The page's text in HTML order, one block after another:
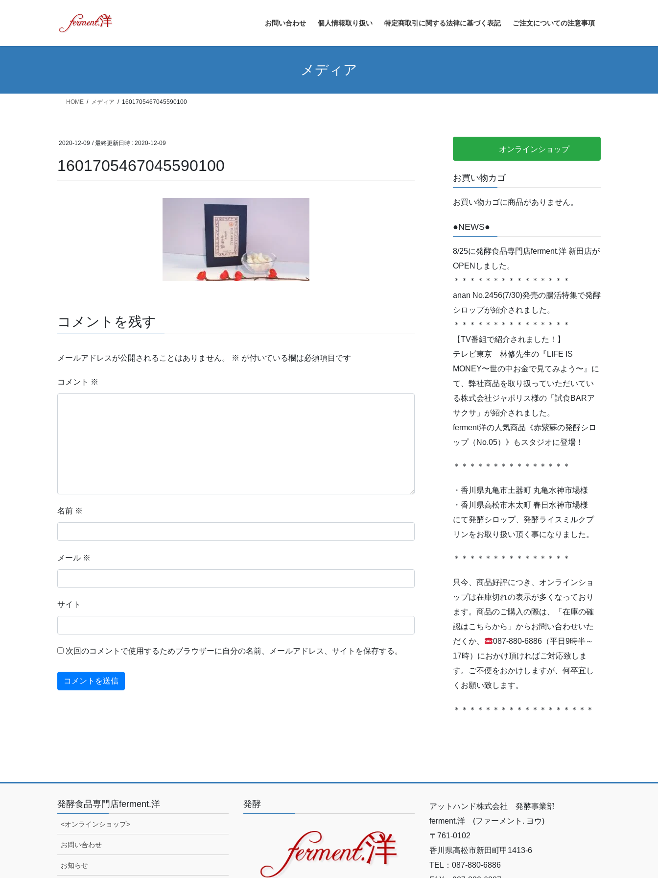
お問い合わせ 個人情報取り扱い 特定商取引に関する法律に基づく表記 ご注文についての注意事項
メディア
HOME メディア 1601705467045590100
2020-12-09 / 最終更新日時 : 2020-12-09
1601705467045590100
コメントを残す
メールアドレスが公開されることはありません。 ※ が付いている欄は必須項目です
コメント ※
名前 ※
メール ※
サイト
次回のコメントで使用するためブラウザーに自分の名前、メールアドレス、サイトを保存する。
オンラインショップ
お買い物カゴ
お買い物カゴに商品がありません。
●NEWS●
8/25に発酵食品専門店ferment.洋 新田店が
OPENしました。
＊＊＊＊＊＊＊＊＊＊＊＊＊＊＊
anan No.2456(7/30)発売の腸活特集で発酵
シロップが紹介されました。
＊＊＊＊＊＊＊＊＊＊＊＊＊＊＊
【TV番組で紹介されました！】
テレビ東京 林修先生の『LIFE IS
MONEY〜世の中お金で見てみよう〜』に
て、弊社商品を取り扱っていただいてい
る株式会社ジャポリス様の「試食BARア
サクサ」が紹介されました。
ferment洋の人気商品《赤紫蘇の発酵シロ
ップ（No.05）》もスタジオに登場！
＊＊＊＊＊＊＊＊＊＊＊＊＊＊＊
・香川県丸亀市土器町 丸亀水神市場様
・香川県高松市木太町 春日水神市場様
にて発酵シロップ、発酵ライスミルクプ
リンをお取り扱い頂く事になりました。
＊＊＊＊＊＊＊＊＊＊＊＊＊＊＊
只今、商品好評につき、オンラインショ
ップは在庫切れの表示が多くなっており
ます。商品のご購入の際は、「在庫の確
認はこちらから」からお問い合わせいた
だくか、
087-880-6886（平日9時半～
17時）におかけ頂ければご対応致しま
す。ご不便をおかけしますが、何卒宜し
くお願い致します。
＊＊＊＊＊＊＊＊＊＊＊＊＊＊＊＊＊＊
発酵食品専門店ferment.洋
<オンラインショップ>
お問い合わせ
お知らせ
発酵
アットハンド株式会社 発酵事業部
ferment.洋 (ファーメント. ヨウ)
〒761-0102
香川県高松市新田町甲1413-6
TEL：087-880-6886